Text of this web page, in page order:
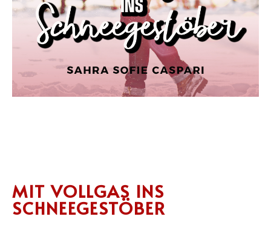
MIT VOLLGAS INS
SCHNEEGESTÖBER